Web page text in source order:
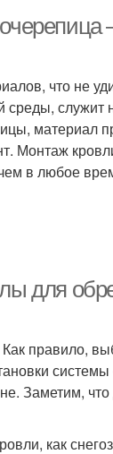
что не
среды,
материал
Монтаж
в любое
для
правило,
Заметим,
как